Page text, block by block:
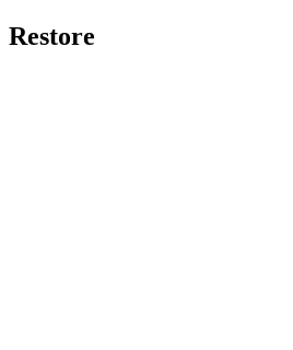
Restore